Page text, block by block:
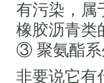
有污染，属
橡胶沥青类
③ 聚氨酯系
非要说它有